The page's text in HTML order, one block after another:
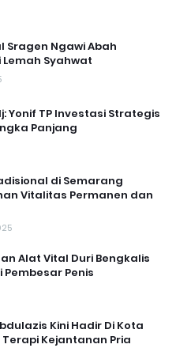
Sragen Ngawi Abah
Syahwat
Yonif TP Investasi Strategis
Panjang
di Semarang
Vitalitas Permanen dan
Alat Vital Duri Bengkalis
Pembesar Penis
Kini Hadir Di Kota
Kejantanan Pria